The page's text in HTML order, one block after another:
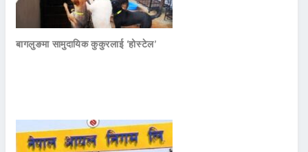
बागलुङमा सामुदायिक कुकुरलाई ‘होस्टेल’